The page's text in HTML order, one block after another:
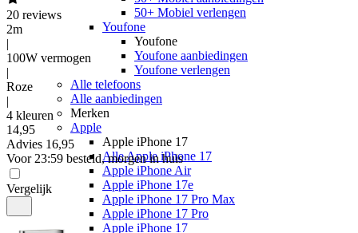
50+ Mobiel verlengen
Youfone
Youfone
Youfone aanbiedingen
Youfone verlengen
Alle telefoons
Alle aanbiedingen
Merken
Apple
Apple iPhone 17
Alle Apple iPhone 17
Apple iPhone Air
Apple iPhone 17e
Apple iPhone 17 Pro Max
Apple iPhone 17 Pro
Apple iPhone 17
20 reviews
2m
|
100W vermogen
|
Roze
|
4 kleuren
14,95
Advies 16,95
Voor 23:59 besteld, morgen in huis
Vergelijk